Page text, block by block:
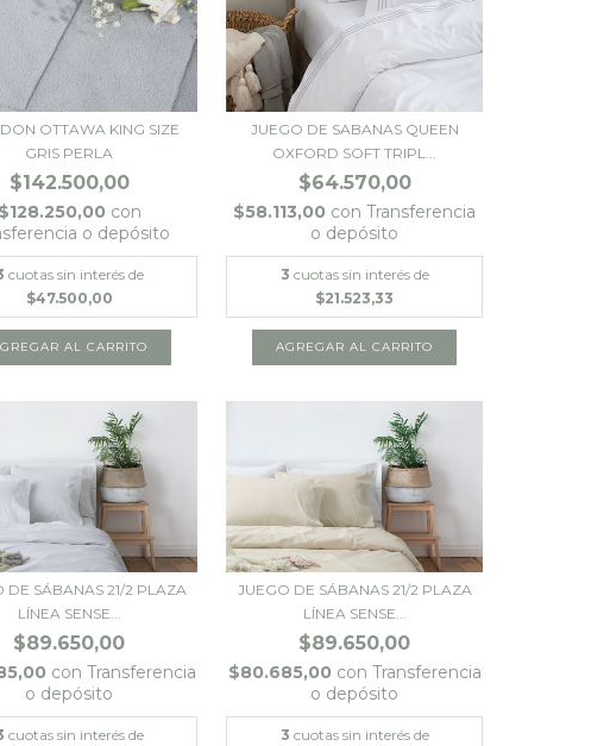
OTTAWA KING SIZE
GRIS PERLA
$142.500,00
$128.250,00 con
o depósito
cuotas sin interés de
$47.500,00
JUEGO DE SABANAS QUEEN
OXFORD SOFT TRIPL...
$64.570,00
$58.113,00 con Transferencia
o depósito
3 cuotas sin interés de
$21.523,33
DE SÁBANAS 21/2 PLAZA
LÍNEA SENSE...
$89.650,00
con Transferencia
o depósito
cuotas sin interés de
JUEGO DE SÁBANAS 21/2 PLAZA
LÍNEA SENSE...
$89.650,00
$80.685,00 con Transferencia
o depósito
3 cuotas sin interés de